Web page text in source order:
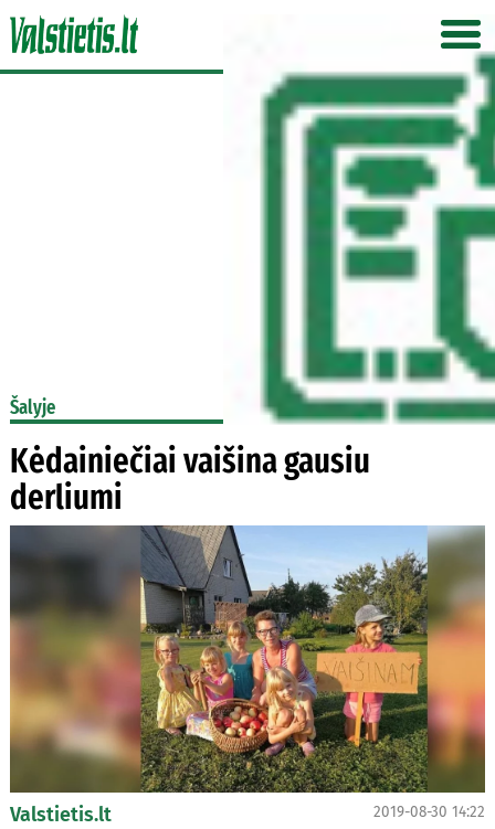
Šalyje
Kėdainiečiai vaišina gausiu
derliumi
Valstietis.lt 2019-08-30 14:22